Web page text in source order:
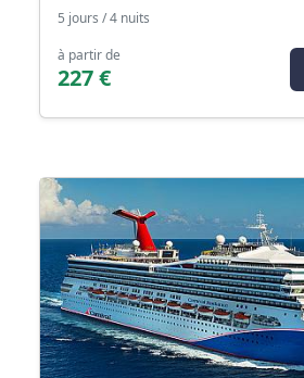
5 jours / 4 nuits
à partir de
227 €